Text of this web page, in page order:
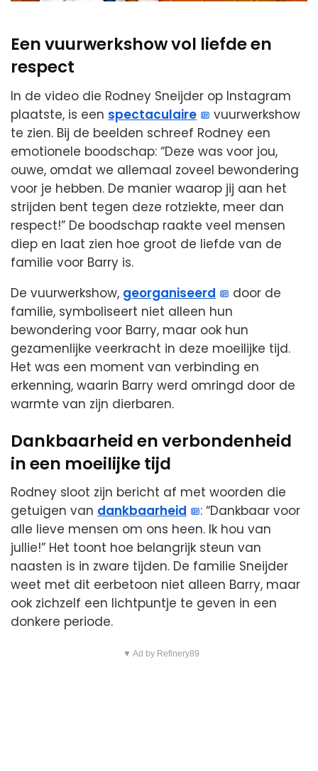
Een vuurwerkshow vol liefde en
respect
In de video die Rodney Sneijder op Instagram
plaatste, is een spectaculaire
vuurwerkshow
te zien. Bij de beelden schreef Rodney een
emotionele boodschap: “Deze was voor jou,
ouwe, omdat we allemaal zoveel bewondering
voor je hebben. De manier waarop jij aan het
strijden bent tegen deze rotziekte, meer dan
respect!” De boodschap raakte veel mensen
diep en laat zien hoe groot de liefde van de
familie voor Barry is.
De vuurwerkshow, georganiseerd
door de
familie, symboliseert niet alleen hun
bewondering voor Barry, maar ook hun
gezamenlijke veerkracht in deze moeilijke tijd.
Het was een moment van verbinding en
erkenning, waarin Barry werd omringd door de
warmte van zijn dierbaren.
Dankbaarheid en verbondenheid
in een moeilijke tijd
Rodney sloot zijn bericht af met woorden die
getuigen van dankbaarheid
: “Dankbaar voor
alle lieve mensen om ons heen. Ik hou van
jullie!” Het toont hoe belangrijk steun van
naasten is in zware tijden. De familie Sneijder
weet met dit eerbetoon niet alleen Barry, maar
ook zichzelf een lichtpuntje te geven in een
donkere periode.
▼ Ad by Refinery89